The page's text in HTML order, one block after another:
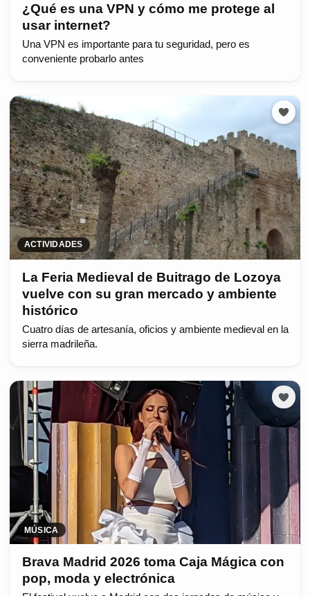
¿Qué es una VPN y cómo me protege al
usar internet?
Una VPN es importante para tu seguridad, pero es
conveniente probarlo antes
ACTIVIDADES
La Feria Medieval de Buitrago de Lozoya
vuelve con su gran mercado y ambiente
histórico
Cuatro días de artesanía, oficios y ambiente medieval en la
sierra madrileña.
MÚSICA
Brava Madrid 2026 toma Caja Mágica con
pop, moda y electrónica